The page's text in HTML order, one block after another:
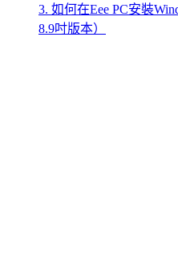
3. 如何在Eee PC安裝
8.9吋版本）